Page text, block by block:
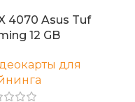
4070 Asus Tuf
12 GB
для